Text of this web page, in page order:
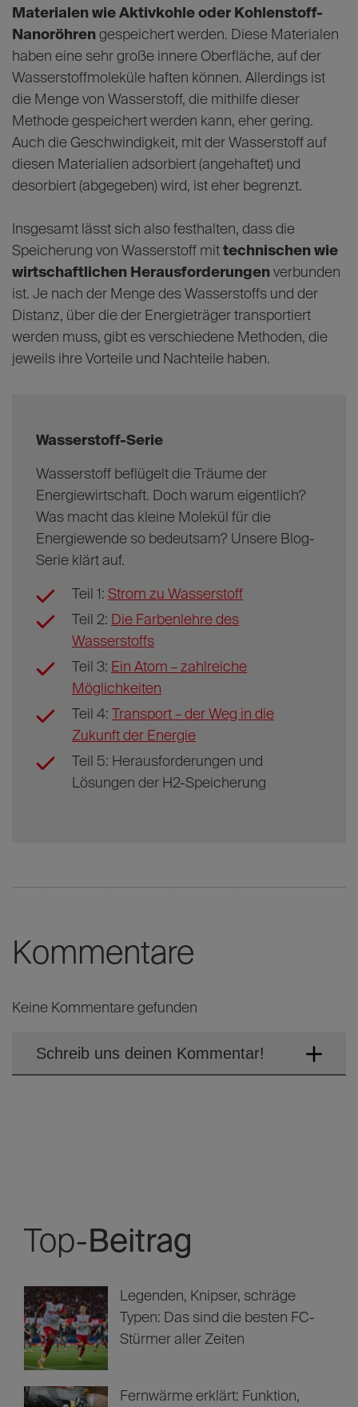
Materialen wie Aktivkohle oder Kohlenstoff-
Nanoröhren gespeichert werden. Diese Materialen
haben eine sehr große innere Oberfläche, auf der
Wasserstoffmoleküle haften können. Allerdings ist
die Menge von Wasserstoff, die mithilfe dieser
Methode gespeichert werden kann, eher gering.
Auch die Geschwindigkeit, mit der Wasserstoff auf
diesen Materialien adsorbiert (angehaftet) und
desorbiert (abgegeben) wird, ist eher begrenzt.
Insgesamt lässt sich also festhalten, dass die
Speicherung von Wasserstoff mit technischen wie
wirtschaftlichen Herausforderungen verbunden
ist. Je nach der Menge des Wasserstoffs und der
Distanz, über die der Energieträger transportiert
werden muss, gibt es verschiedene Methoden, die
jeweils ihre Vorteile und Nachteile haben.
Wasserstoff-Serie
Wasserstoff beflügelt die Träume der
Energiewirtschaft. Doch warum eigentlich?
Was macht das kleine Molekül für die
Energiewende so bedeutsam? Unsere Blog-
Serie klärt auf.
Teil 1: Strom zu Wasserstoff
Teil 2: Die Farbenlehre des
Wasserstoffs
Teil 3: Ein Atom – zahlreiche
Möglichkeiten
Teil 4:
Transport – der Weg in die
Zukunft der Energie
Teil 5: Herausforderungen und
Lösungen der H2-Speicherung
Kommentare
Keine Kommentare gefunden
Schreib uns deinen Kommentar!
Top- Beitrag
Legenden, Knipser, schräge
Typen: Das sind die besten FC-
Stürmer aller Zeiten
Fernwärme erklärt: Funktion,